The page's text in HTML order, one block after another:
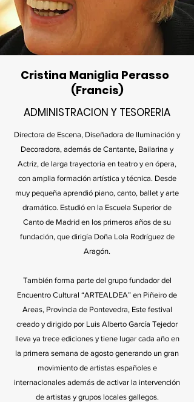
Cristina Maniglia Perasso
(Francis)
ADMINISTRACION Y TESORERIA
Directora de Escena, Diseñadora de Iluminación y
Decoradora, además de Cantante, Bailarina y
Actriz, de larga trayectoria en teatro y en ópera,
con amplia formación artística y técnica. Desde
muy pequeña aprendió piano, canto, ballet y arte
dramático. Estudió en la Escuela Superior de
Canto de Madrid en los primeros años de su
fundación, que dirigía Doña Lola Rodríguez de
Aragón.
También forma parte del grupo fundador del
Encuentro Cultural “ARTEALDEA” en Piñeiro de
Areas, Provincia de Pontevedra, Este festival
creado y dirigido por Luis Alberto García Tejedor
lleva ya trece ediciones y tiene lugar cada año en
la primera semana de agosto generando un gran
movimiento de artistas españoles e
internacionales además de activar la intervención
de artistas y grupos locales gallegos.